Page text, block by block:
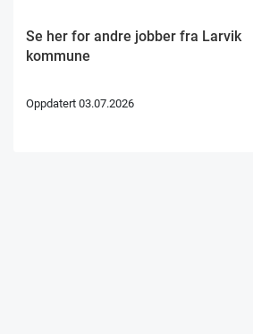
Se her for andre jobber fra Larvik
kommune
Oppdatert 03.07.2026